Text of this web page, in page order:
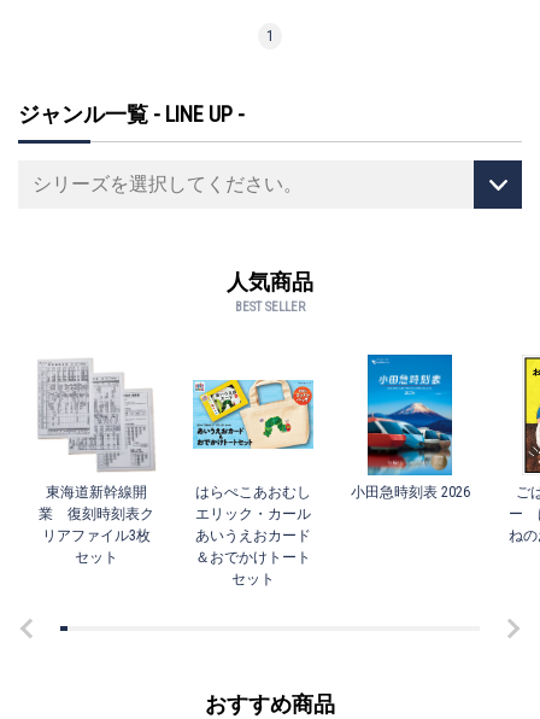
1
ジャンル一覧 - LINE UP -
人気商品
BEST SELLER
東海道新幹線開
業 復刻時刻表ク
リアファイル3枚
セット
はらぺこあおむし
エリック・カール
あいうえおカード
＆おでかけトート
セット
小田急時刻表 2026
ご
ー
ね
おすすめ商品